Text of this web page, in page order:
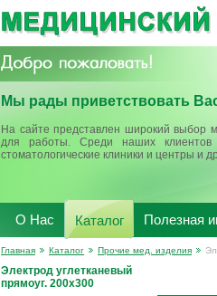
Мы рады приветствовать
На сайте представлен широкий выбор
для работы. Среди наших клиентов
стоматологические клиники и центры и
О Нас Каталог Полезная
Главная Каталог Прочие мед. изделия
Электрод углетканевый
прямоуг. 200х300